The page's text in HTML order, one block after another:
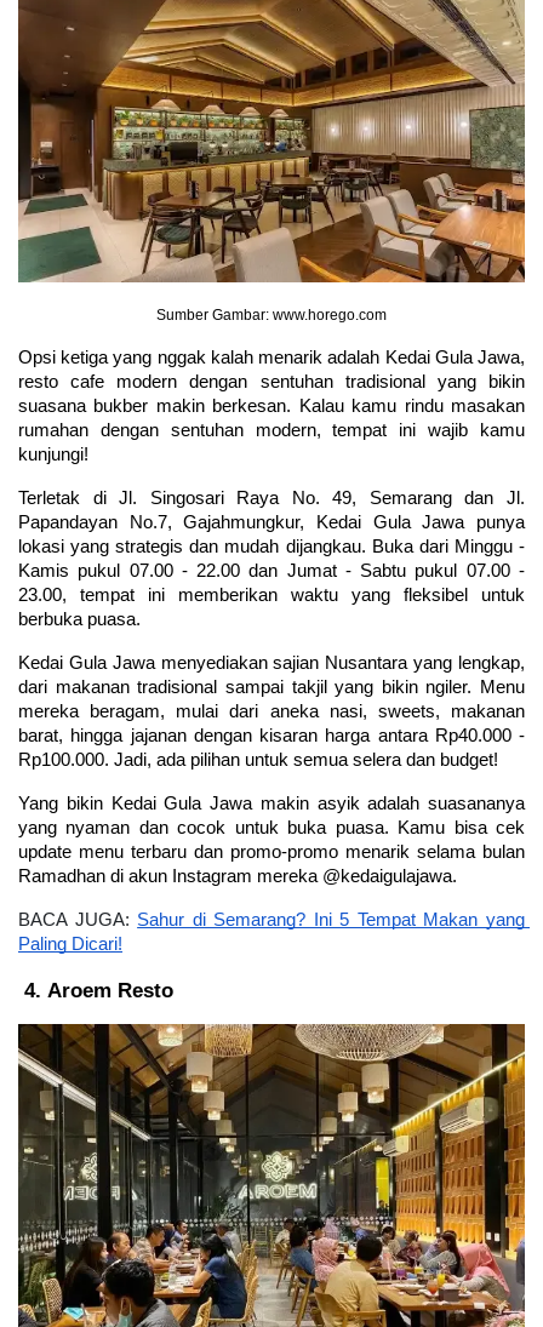
Sumber Gambar: www.horego.com
Opsi ketiga yang nggak kalah menarik adalah Kedai Gula Jawa,
resto cafe modern dengan sentuhan tradisional yang bikin
suasana bukber makin berkesan. Kalau kamu rindu masakan
rumahan dengan sentuhan modern, tempat ini wajib kamu
kunjungi!
Terletak di Jl. Singosari Raya No. 49, Semarang dan Jl.
Papandayan No.7, Gajahmungkur, Kedai Gula Jawa punya
lokasi yang strategis dan mudah dijangkau. Buka dari Minggu -
Kamis pukul 07.00 - 22.00 dan Jumat - Sabtu pukul 07.00 -
23.00, tempat ini memberikan waktu yang fleksibel untuk
berbuka puasa.
Kedai Gula Jawa menyediakan sajian Nusantara yang lengkap,
dari makanan tradisional sampai takjil yang bikin ngiler. Menu
mereka beragam, mulai dari aneka nasi, sweets, makanan
barat, hingga jajanan dengan kisaran harga antara Rp40.000 -
Rp100.000. Jadi, ada pilihan untuk semua selera dan budget!
Yang bikin Kedai Gula Jawa makin asyik adalah suasananya
yang nyaman dan cocok untuk buka puasa. Kamu bisa cek
update menu terbaru dan promo-promo menarik selama bulan
Ramadhan di akun Instagram mereka @kedaigulajawa.
BACA JUGA: Sahur di Semarang? Ini 5 Tempat Makan yang
Paling Dicari!
Aroem Resto